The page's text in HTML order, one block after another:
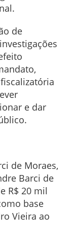
de
e dar
de Moraes,
Barci de
R$ 20 mil
base
Vieira ao